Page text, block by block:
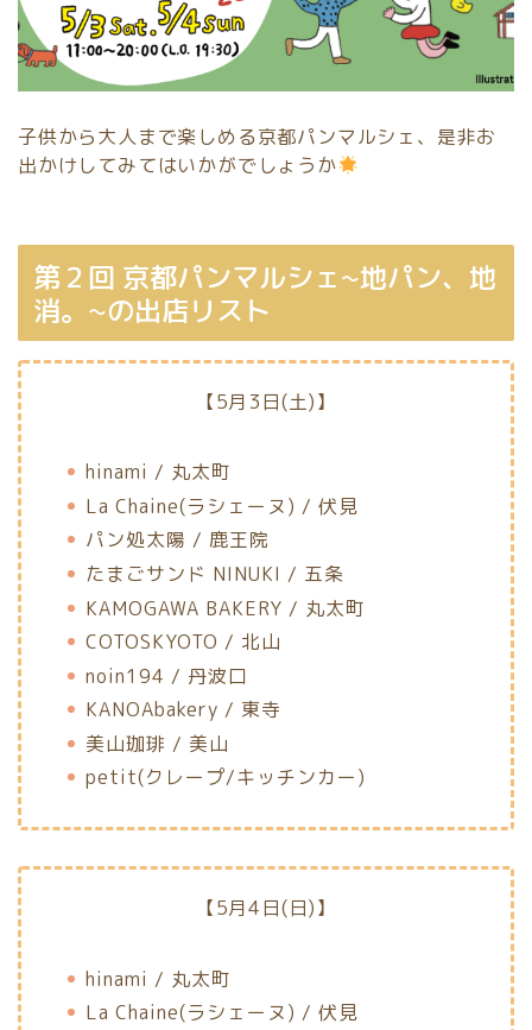
子供から大人まで楽しめる京都パンマルシェ、是非お
出かけしてみてはいかがでしょうか
第２回 京都パンマルシェ~地パン、地
消。~の出店リスト
【5月3日(土)】
hinami / 丸太町
La Chaine(ラシェーヌ) / 伏見
パン処太陽 / 鹿王院
たまごサンド NINUKI / 五条
KAMOGAWA BAKERY / 丸太町
COTOSKYOTO / 北山
noin194 / 丹波口
KANOAbakery / 東寺
美山珈琲 / 美山
petit(クレープ/キッチンカー)
【5月4日(日)】
hinami / 丸太町
La Chaine(ラシェーヌ) / 伏見